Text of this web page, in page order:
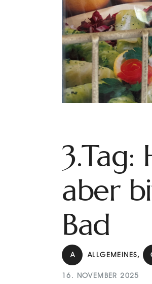
3.Tag:
aber
Bad
A ALLGEMEINES,
16. NOVEMBER 2025